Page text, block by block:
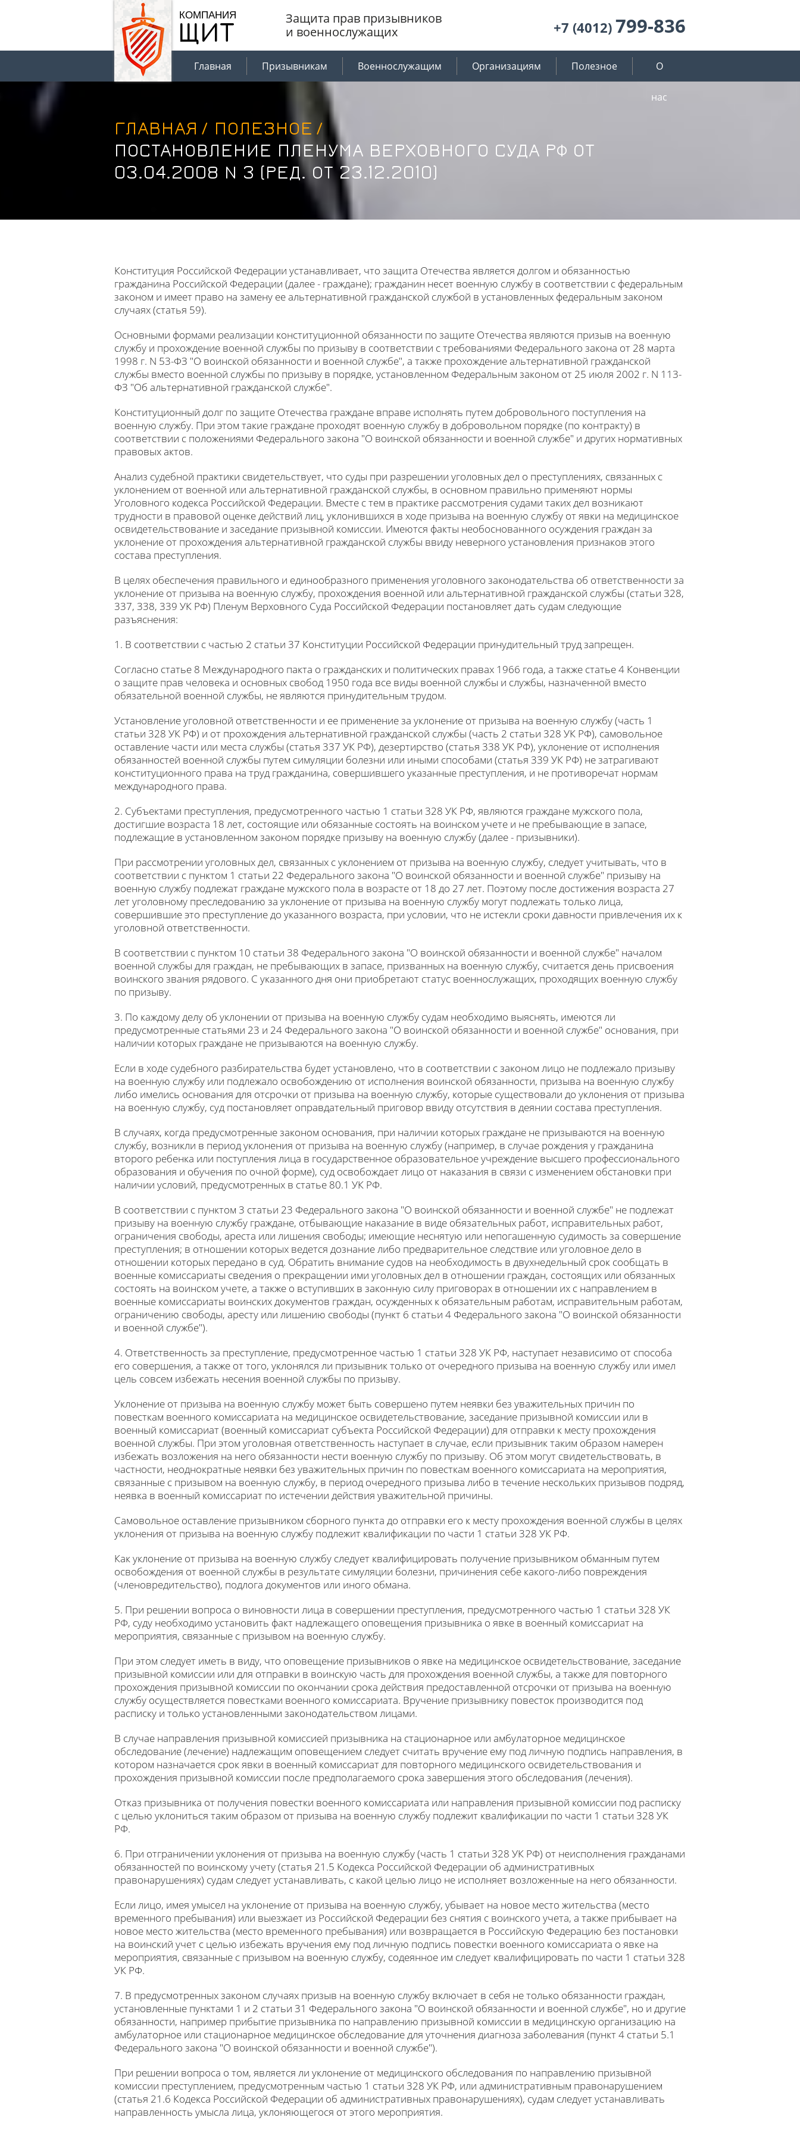
КОМПАНИЯ
ЩИТ
Защита прав призывников
и военнослужащих
+7 (4012) 799-836
Главная Призывникам Военнослужащим Организациям Полезное О
нас
ГЛАВНАЯ / ПОЛЕЗНОЕ /
ПОСТАНОВЛЕНИЕ ПЛЕНУМА ВЕРХОВНОГО СУДА РФ ОТ
03.04.2008 N 3 (РЕД. ОТ 23.12.2010)
Конституция Российской Федерации устанавливает, что защита Отечества является долгом и обязанностью
гражданина Российской Федерации (далее - граждане); гражданин несет военную службу в соответствии с федеральным
законом и имеет право на замену ее альтернативной гражданской службой в установленных федеральным законом
случаях (статья 59).
Основными формами реализации конституционной обязанности по защите Отечества являются призыв на военную
службу и прохождение военной службы по призыву в соответствии с требованиями Федерального закона от 28 марта
1998 г. N 53-ФЗ "О воинской обязанности и военной службе", а также прохождение альтернативной гражданской
службы вместо военной службы по призыву в порядке, установленном Федеральным законом от 25 июля 2002 г. N 113-
ФЗ "Об альтернативной гражданской службе".
Конституционный долг по защите Отечества граждане вправе исполнять путем добровольного поступления на
военную службу. При этом такие граждане проходят военную службу в добровольном порядке (по контракту) в
соответствии с положениями Федерального закона "О воинской обязанности и военной службе" и других нормативных
правовых актов.
Анализ судебной практики свидетельствует, что суды при разрешении уголовных дел о преступлениях, связанных с
уклонением от военной или альтернативной гражданской службы, в основном правильно применяют нормы
Уголовного кодекса Российской Федерации. Вместе с тем в практике рассмотрения судами таких дел возникают
трудности в правовой оценке действий лиц, уклонившихся в ходе призыва на военную службу от явки на медицинское
освидетельствование и заседание призывной комиссии. Имеются факты необоснованного осуждения граждан за
уклонение от прохождения альтернативной гражданской службы ввиду неверного установления признаков этого
состава преступления.
В целях обеспечения правильного и единообразного применения уголовного законодательства об ответственности за
уклонение от призыва на военную службу, прохождения военной или альтернативной гражданской службы (статьи 328,
337, 338, 339 УК РФ) Пленум Верховного Суда Российской Федерации постановляет дать судам следующие
разъяснения:
1. В соответствии с частью 2 статьи 37 Конституции Российской Федерации принудительный труд запрещен.
Согласно статье 8 Международного пакта о гражданских и политических правах 1966 года, а также статье 4 Конвенции
о защите прав человека и основных свобод 1950 года все виды военной службы и службы, назначенной вместо
обязательной военной службы, не являются принудительным трудом.
Установление уголовной ответственности и ее применение за уклонение от призыва на военную службу (часть 1
статьи 328 УК РФ) и от прохождения альтернативной гражданской службы (часть 2 статьи 328 УК РФ), самовольное
оставление части или места службы (статья 337 УК РФ), дезертирство (статья 338 УК РФ), уклонение от исполнения
обязанностей военной службы путем симуляции болезни или иными способами (статья 339 УК РФ) не затрагивают
конституционного права на труд гражданина, совершившего указанные преступления, и не противоречат нормам
международного права.
2. Субъектами преступления, предусмотренного частью 1 статьи 328 УК РФ, являются граждане мужского пола,
достигшие возраста 18 лет, состоящие или обязанные состоять на воинском учете и не пребывающие в запасе,
подлежащие в установленном законом порядке призыву на военную службу (далее - призывники).
При рассмотрении уголовных дел, связанных с уклонением от призыва на военную службу, следует учитывать, что в
соответствии с пунктом 1 статьи 22 Федерального закона "О воинской обязанности и военной службе" призыву на
военную службу подлежат граждане мужского пола в возрасте от 18 до 27 лет. Поэтому после достижения возраста 27
лет уголовному преследованию за уклонение от призыва на военную службу могут подлежать только лица,
совершившие это преступление до указанного возраста, при условии, что не истекли сроки давности привлечения их к
уголовной ответственности.
В соответствии с пунктом 10 статьи 38 Федерального закона "О воинской обязанности и военной службе" началом
военной службы для граждан, не пребывающих в запасе, призванных на военную службу, считается день присвоения
воинского звания рядового. С указанного дня они приобретают статус военнослужащих, проходящих военную службу
по призыву.
3. По каждому делу об уклонении от призыва на военную службу судам необходимо выяснять, имеются ли
предусмотренные статьями 23 и 24 Федерального закона "О воинской обязанности и военной службе" основания, при
наличии которых граждане не призываются на военную службу.
Если в ходе судебного разбирательства будет установлено, что в соответствии с законом лицо не подлежало призыву
на военную службу или подлежало освобождению от исполнения воинской обязанности, призыва на военную службу
либо имелись основания для отсрочки от призыва на военную службу, которые существовали до уклонения от призыва
на военную службу, суд постановляет оправдательный приговор ввиду отсутствия в деянии состава преступления.
В случаях, когда предусмотренные законом основания, при наличии которых граждане не призываются на военную
службу, возникли в период уклонения от призыва на военную службу (например, в случае рождения у гражданина
второго ребенка или поступления лица в государственное образовательное учреждение высшего профессионального
образования и обучения по очной форме), суд освобождает лицо от наказания в связи с изменением обстановки при
наличии условий, предусмотренных в статье 80.1 УК РФ.
В соответствии с пунктом 3 статьи 23 Федерального закона "О воинской обязанности и военной службе" не подлежат
призыву на военную службу граждане, отбывающие наказание в виде обязательных работ, исправительных работ,
ограничения свободы, ареста или лишения свободы; имеющие неснятую или непогашенную судимость за совершение
преступления; в отношении которых ведется дознание либо предварительное следствие или уголовное дело в
отношении которых передано в суд. Обратить внимание судов на необходимость в двухнедельный срок сообщать в
военные комиссариаты сведения о прекращении ими уголовных дел в отношении граждан, состоящих или обязанных
состоять на воинском учете, а также о вступивших в законную силу приговорах в отношении их с направлением в
военные комиссариаты воинских документов граждан, осужденных к обязательным работам, исправительным работам,
ограничению свободы, аресту или лишению свободы (пункт 6 статьи 4 Федерального закона "О воинской обязанности
и военной службе").
4. Ответственность за преступление, предусмотренное частью 1 статьи 328 УК РФ, наступает независимо от способа
его совершения, а также от того, уклонялся ли призывник только от очередного призыва на военную службу или имел
цель совсем избежать несения военной службы по призыву.
Уклонение от призыва на военную службу может быть совершено путем неявки без уважительных причин по
повесткам военного комиссариата на медицинское освидетельствование, заседание призывной комиссии или в
военный комиссариат (военный комиссариат субъекта Российской Федерации) для отправки к месту прохождения
военной службы. При этом уголовная ответственность наступает в случае, если призывник таким образом намерен
избежать возложения на него обязанности нести военную службу по призыву. Об этом могут свидетельствовать, в
частности, неоднократные неявки без уважительных причин по повесткам военного комиссариата на мероприятия,
связанные с призывом на военную службу, в период очередного призыва либо в течение нескольких призывов подряд,
неявка в военный комиссариат по истечении действия уважительной причины.
Самовольное оставление призывником сборного пункта до отправки его к месту прохождения военной службы в целях
уклонения от призыва на военную службу подлежит квалификации по части 1 статьи 328 УК РФ.
Как уклонение от призыва на военную службу следует квалифицировать получение призывником обманным путем
освобождения от военной службы в результате симуляции болезни, причинения себе какого-либо повреждения
(членовредительство), подлога документов или иного обмана.
5. При решении вопроса о виновности лица в совершении преступления, предусмотренного частью 1 статьи 328 УК
РФ, суду необходимо установить факт надлежащего оповещения призывника о явке в военный комиссариат на
мероприятия, связанные с призывом на военную службу.
При этом следует иметь в виду, что оповещение призывников о явке на медицинское освидетельствование, заседание
призывной комиссии или для отправки в воинскую часть для прохождения военной службы, а также для повторного
прохождения призывной комиссии по окончании срока действия предоставленной отсрочки от призыва на военную
службу осуществляется повестками военного комиссариата. Вручение призывнику повесток производится под
расписку и только установленными законодательством лицами.
В случае направления призывной комиссией призывника на стационарное или амбулаторное медицинское
обследование (лечение) надлежащим оповещением следует считать вручение ему под личную подпись направления, в
котором назначается срок явки в военный комиссариат для повторного медицинского освидетельствования и
прохождения призывной комиссии после предполагаемого срока завершения этого обследования (лечения).
Отказ призывника от получения повестки военного комиссариата или направления призывной комиссии под расписку
с целью уклониться таким образом от призыва на военную службу подлежит квалификации по части 1 статьи 328 УК
РФ.
6. При отграничении уклонения от призыва на военную службу (часть 1 статьи 328 УК РФ) от неисполнения гражданами
обязанностей по воинскому учету (статья 21.5 Кодекса Российской Федерации об административных
правонарушениях) судам следует устанавливать, с какой целью лицо не исполняет возложенные на него обязанности.
Если лицо, имея умысел на уклонение от призыва на военную службу, убывает на новое место жительства (место
временного пребывания) или выезжает из Российской Федерации без снятия с воинского учета, а также прибывает на
новое место жительства (место временного пребывания) или возвращается в Российскую Федерацию без постановки
на воинский учет с целью избежать вручения ему под личную подпись повестки военного комиссариата о явке на
мероприятия, связанные с призывом на военную службу, содеянное им следует квалифицировать по части 1 статьи 328
УК РФ.
7. В предусмотренных законом случаях призыв на военную службу включает в себя не только обязанности граждан,
установленные пунктами 1 и 2 статьи 31 Федерального закона "О воинской обязанности и военной службе", но и другие
обязанности, например прибытие призывника по направлению призывной комиссии в медицинскую организацию на
амбулаторное или стационарное медицинское обследование для уточнения диагноза заболевания (пункт 4 статьи 5.1
Федерального закона "О воинской обязанности и военной службе").
При решении вопроса о том, является ли уклонение от медицинского обследования по направлению призывной
комиссии преступлением, предусмотренным частью 1 статьи 328 УК РФ, или административным правонарушением
(статья 21.6 Кодекса Российской Федерации об административных правонарушениях), судам следует устанавливать
направленность умысла лица, уклоняющегося от этого мероприятия.